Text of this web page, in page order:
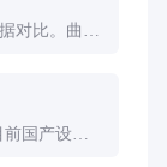
对比。曲线
国产设备